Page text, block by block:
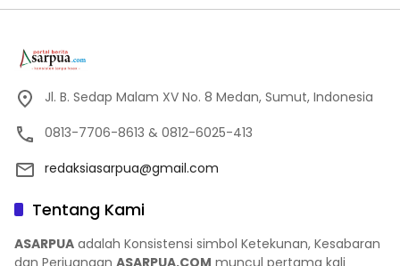
Jl. B. Sedap Malam XV No. 8 Medan, Sumut, Indonesia
0813-7706-8613 & 0812-6025-413
redaksiasarpua@gmail.com
Tentang Kami
ASARPUA adalah Konsistensi simbol Ketekunan, Kesabaran
dan Perjuangan ASARPUA.COM muncul pertama kali